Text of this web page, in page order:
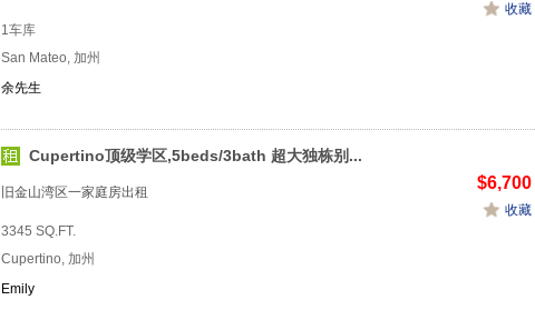
1车库
San Mateo, 加州
余先生
收藏
Cupertino顶级学区,5beds/3bath 超大独栋别...
旧金山湾区一家庭房出租
3345 SQ.FT.
Cupertino, 加州
Emily
$6,700
收藏